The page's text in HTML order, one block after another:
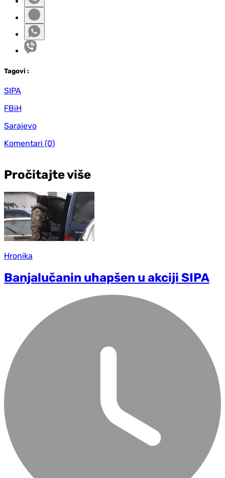
Tagovi :
SIPA
FBiH
Sarajevo
Komentari (0)
Pročitajte više
Hronika
Banjalučanin uhapšen u akciji SIPA